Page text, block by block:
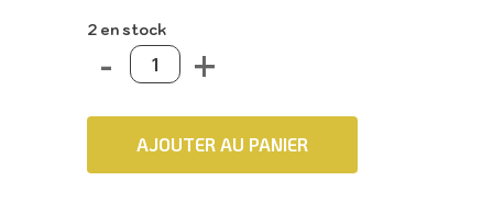
2 en stock
AJOUTER AU PANIER